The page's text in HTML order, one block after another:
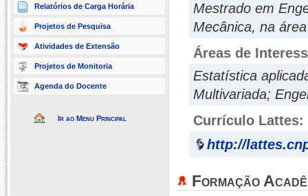
Relatórios de Carga Horária
Projetos de Pesquisa
Atividades de Extensão
Projetos de Monitoria
Agenda do Docente
Ir ao Menu Principal
Mestrado em
Mecânica, na
Áreas de
Estatística
Multivariada;
Currículo Lattes:
http://
Formação